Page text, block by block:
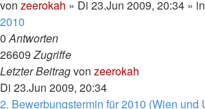
von zeerokah » Di 23.Jun 2009, 20:34 » in
2010
0Antworten
26609Zugriffe
Letzter Beitragvon zeerokah
Di 23.Jun 2009, 20:34
2. Bewerbungstermin für 2010 (Wien und